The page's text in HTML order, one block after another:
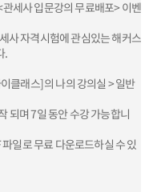
세사 입문강의 무료배포> 이벤
사 자격시험에 관심있는 해커스
.
클래스]의 나의 강의실 > 일반
되며 7일 동안 수강 가능합니
일로 무료 다운로드하실 수 있